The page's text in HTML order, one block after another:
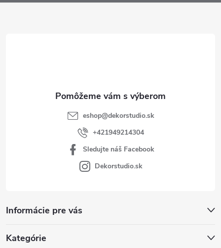
Informácie pre vás
Kategórie
eshop@dekorstudio.sk
+421949214304
Sledujte náš Facebook
Dekorstudio.sk